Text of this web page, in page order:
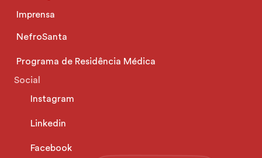
Imprensa
NefroSanta
Programa de Residência Médica
Social
Instagram
Linkedin
Facebook